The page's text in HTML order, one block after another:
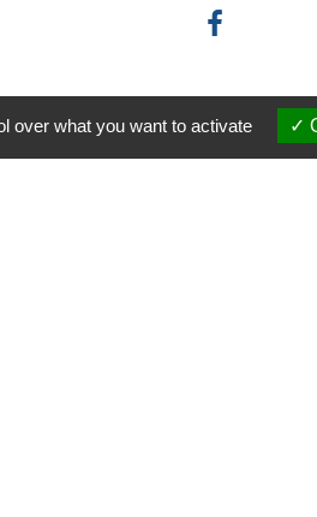
over what you want to activate